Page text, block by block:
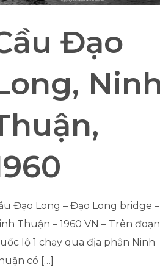
Đạo
Đạo Long – Đạo Long bridge –
Thuận – 1960 VN – Trên đoạn
lộ 1 chạy qua địa phận Ninh
có […]